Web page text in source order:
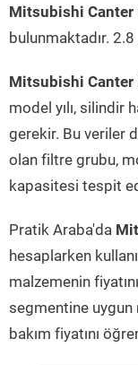
Mitsubishi Canter
bulunmaktadır. 2.8
Mitsubishi Canter
model yılı, silindir
gerekir. Bu veriler
olan filtre grubu,
kapasitesi tespit
Pratik Araba'da
hesaplarken
malzemenin
segmentine uygun
bakım fiyatını